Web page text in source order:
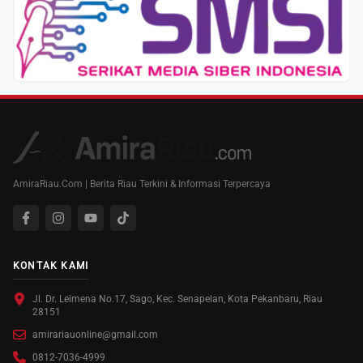
AmiraRiau.Com | Berita Riau Terkini & Informasi Terpercaya
KONTAK KAMI
Jl. Dr. Leimena No.17, Sago, Kec. Senapelan, Kota Pekanbaru, Riau
28151
amirariauonline@gmail.com
0812-7036-4999